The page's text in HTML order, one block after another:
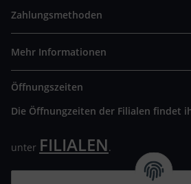
Zahlungsmethoden
Mehr Informationen
Öffnungszeiten
Die Öffnungzeiten der Filialen findet
unter FILIALEN.
Wir freuen uns auf Euren Besuch. Bitte